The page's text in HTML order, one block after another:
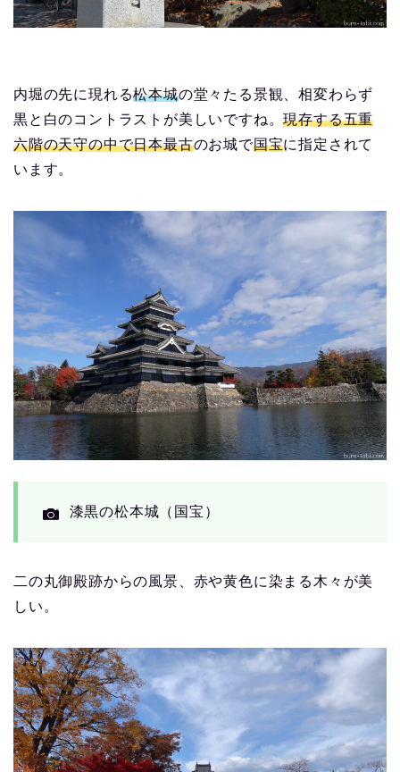
内堀の先に現れる松本城の堂々たる景観、相変わらず
黒と白のコントラストが美しいですね。現存する五重
六階の天守の中で日本最古のお城で国宝に指定されて
います。
漆黒の松本城（国宝）
二の丸御殿跡からの風景、赤や黄色に染まる木々が美
しい。